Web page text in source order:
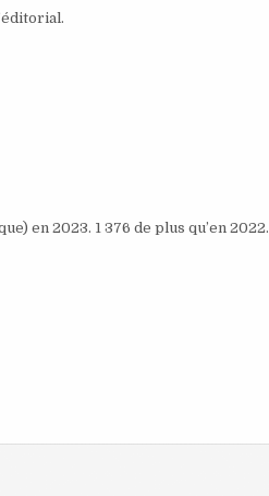
en 2023. 1 376 de plus qu’en 2022.